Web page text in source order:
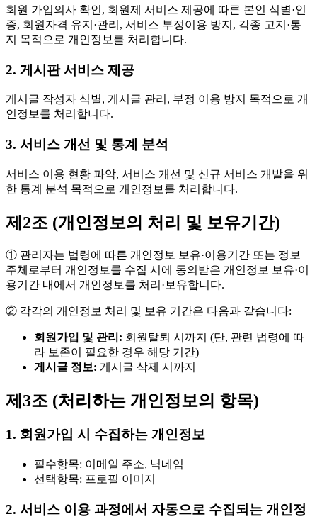
회원 가입의사 확인, 회원제 서비스 제공에 따른 본인 식별·인
증, 회원자격 유지·관리, 서비스 부정이용 방지, 각종 고지·통
지 목적으로 개인정보를 처리합니다.
2. 게시판 서비스 제공
게시글 작성자 식별, 게시글 관리, 부정 이용 방지 목적으로 개
인정보를 처리합니다.
3. 서비스 개선 및 통계 분석
서비스 이용 현황 파악, 서비스 개선 및 신규 서비스 개발을 위
한 통계 분석 목적으로 개인정보를 처리합니다.
제2조 (개인정보의 처리 및 보유기간)
① 관리자는 법령에 따른 개인정보 보유·이용기간 또는 정보
주체로부터 개인정보를 수집 시에 동의받은 개인정보 보유·이
용기간 내에서 개인정보를 처리·보유합니다.
② 각각의 개인정보 처리 및 보유 기간은 다음과 같습니다:
회원가입 및 관리: 회원탈퇴 시까지 (단, 관련 법령에 따
라 보존이 필요한 경우 해당 기간)
게시글 정보: 게시글 삭제 시까지
제3조 (처리하는 개인정보의 항목)
1. 회원가입 시 수집하는 개인정보
필수항목: 이메일 주소, 닉네임
선택항목: 프로필 이미지
2. 서비스 이용 과정에서 자동으로 수집되는 개인정